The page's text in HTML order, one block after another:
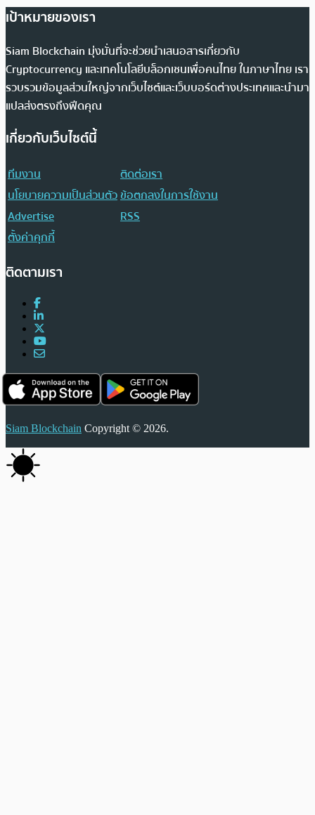
เป้าหมายของเรา
Siam Blockchain มุ่งมั่นที่จะช่วยนำเสนอสารเกี่ยวกับ
Cryptocurrency และเทคโนโลยีบล็อกเชนเพื่อคนไทย ในภาษาไทย เรา
รวบรวมข้อมูลส่วนใหญ่จากเว็บไซต์และเว็บบอร์ดต่างประเทศและนำมา
แปลส่งตรงถึงฟีดคุณ
เกี่ยวกับเว็บไซต์นี้
ทีมงาน
ติดต่อเรา
นโยบายความเป็นส่วนตัวข้อตกลงในการใช้งาน
Advertise
RSS
ตั้งค่าคุกกี้
ติดตามเรา
Siam Blockchain Copyright © 2026.